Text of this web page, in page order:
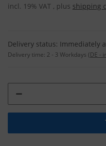
incl. 19% VAT , plus shipping
Delivery status: Immediately
Delivery time: 2 - 3 Workdays (DE -